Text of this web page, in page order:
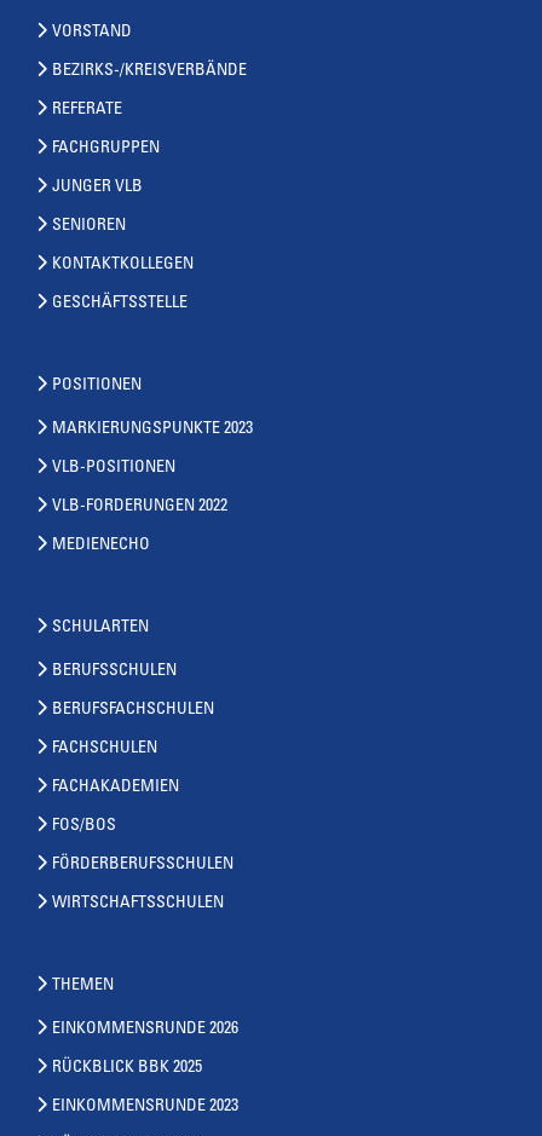
VORSTAND
BEZIRKS-/KREISVERBÄNDE
REFERATE
FACHGRUPPEN
JUNGER VLB
SENIOREN
KONTAKTKOLLEGEN
GESCHÄFTSSTELLE
POSITIONEN
MARKIERUNGSPUNKTE 2023
VLB-POSITIONEN
VLB-FORDERUNGEN 2022
MEDIENECHO
SCHULARTEN
BERUFSSCHULEN
BERUFSFACHSCHULEN
FACHSCHULEN
FACHAKADEMIEN
FOS/BOS
FÖRDERBERUFSSCHULEN
WIRTSCHAFTSSCHULEN
THEMEN
EINKOMMENSRUNDE 2026
RÜCKBLICK BBK 2025
EINKOMMENSRUNDE 2023